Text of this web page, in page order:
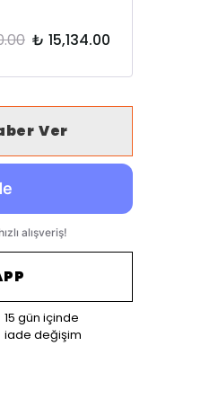
₺ 15,134.00
Ver
15 gün içinde
iade değişim